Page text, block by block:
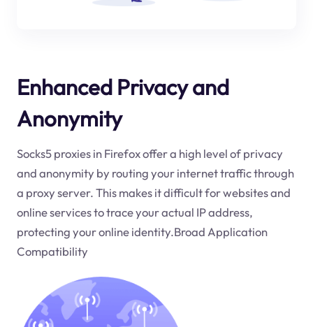
Enhanced Privacy and
Anonymity
Socks5 proxies in Firefox offer a high level of privacy
and anonymity by routing your internet traffic through
a proxy server. This makes it difficult for websites and
online services to trace your actual IP address,
protecting your online identity.Broad Application
Compatibility